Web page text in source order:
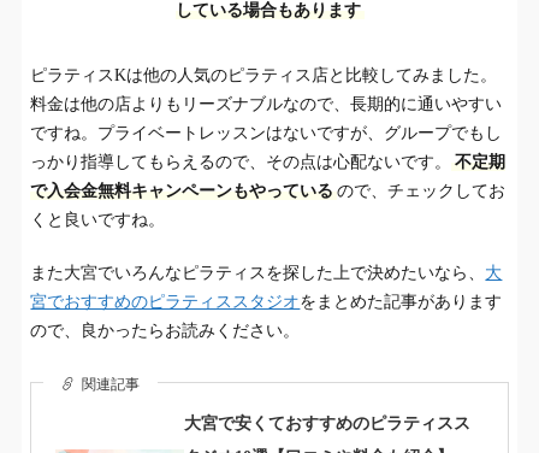
している場合もあります
ピラティスKは他の人気のピラティス店と比較してみました。
料金は他の店よりもリーズナブルなので、長期的に通いやすい
ですね。プライベートレッスンはないですが、グループでもし
っかり指導してもらえるので、その点は心配ないです。
不定期
で入会金無料キャンペーンもやっている ので、チェックしてお
くと良いですね。
また大宮でいろんなピラティスを探した上で決めたいなら、 大
宮でおすすめのピラティススタジオをまとめた記事があります
ので、良かったらお読みください。
関連記事
大宮で安くておすすめのピラティスス